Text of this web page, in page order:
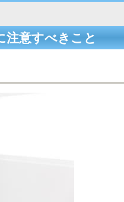
注意すべきこと